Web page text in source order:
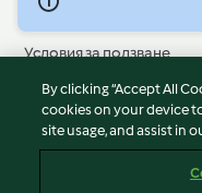
© Авторско право 2026
Условия за ползване
Политика за
Отказ от отговорност
Политика за
By clicking “Accept All
cookies on your device
site usage, and assist in